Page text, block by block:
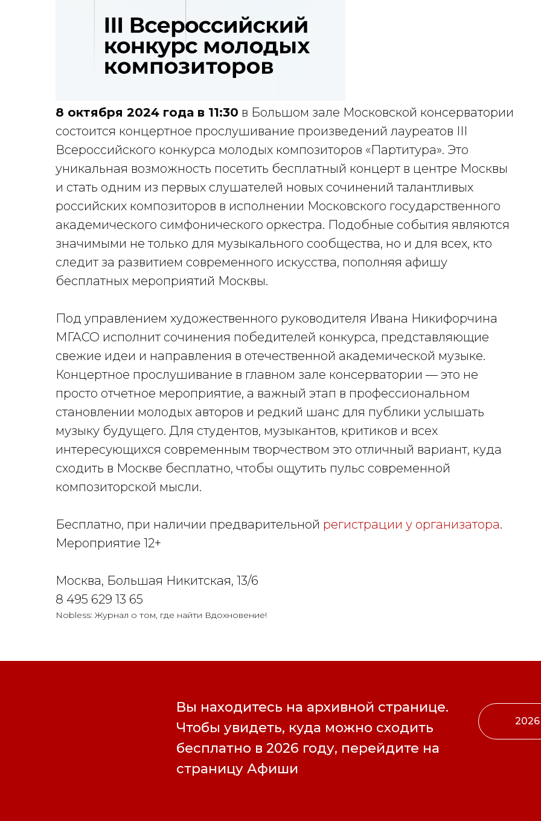
8 октября 2024 года в 11:30 в Большом зале Московской консерватории
состоится концертное прослушивание произведений лауреатов III
Всероссийского конкурса молодых композиторов «Партитура». Это
уникальная возможность посетить бесплатный концерт в центре Москвы
и стать одним из первых слушателей новых сочинений талантливых
российских композиторов в исполнении Московского государственного
академического симфонического оркестра. Подобные события являются
значимыми не только для музыкального сообщества, но и для всех, кто
следит за развитием современного искусства, пополняя афишу
бесплатных мероприятий Москвы.
Под управлением художественного руководителя Ивана Никифорчина
МГАСО исполнит сочинения победителей конкурса, представляющие
свежие идеи и направления в отечественной академической музыке.
Концертное прослушивание в главном зале консерватории — это не
просто отчетное мероприятие, а важный этап в профессиональном
становлении молодых авторов и редкий шанс для публики услышать
музыку будущего. Для студентов, музыкантов, критиков и всех
интересующихся современным творчеством это отличный вариант, куда
сходить в Москве бесплатно, чтобы ощутить пульс современной
композиторской мысли.
Бесплатно, при наличии предварительной регистрации у организатора.
Мероприятие 12+
Москва, Большая Никитская, 13/6
8 495 629 13 65
Nobless: Журнал о том, где найти Вдохновение!
Вы находитесь на архивной странице.
Чтобы увидеть, куда можно сходить
бесплатно в 2026 году, перейдите на
страницу Афиши
2026